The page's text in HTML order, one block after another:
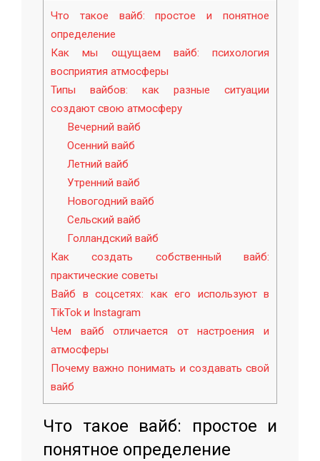
Что такое вайб: простое и понятное
определение
Как мы ощущаем вайб: психология
восприятия атмосферы
Типы вайбов: как разные ситуации
создают свою атмосферу
Вечерний вайб
Осенний вайб
Летний вайб
Утренний вайб
Новогодний вайб
Сельский вайб
Голландский вайб
Как создать собственный вайб:
практические советы
Вайб в соцсетях: как его используют в
TikTok и Instagram
Чем вайб отличается от настроения и
атмосферы
Почему важно понимать и создавать свой
вайб
Что такое вайб: простое и
понятное определение